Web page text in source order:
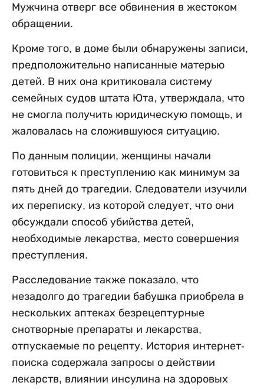
Мужчина отверг все обвинения в жестоком
обращении.
Кроме того, в доме были обнаружены записи,
предположительно написанные матерью
детей. В них она критиковала систему
семейных судов штата Юта, утверждала, что
не смогла получить юридическую помощь, и
жаловалась на сложившуюся ситуацию.
По данным полиции, женщины начали
готовиться к преступлению как минимум за
пять дней до трагедии. Следователи изучили
их переписку, из которой следует, что они
обсуждали способ убийства детей,
необходимые лекарства, место совершения
преступления.
Расследование также показало, что
незадолго до трагедии бабушка приобрела в
нескольких аптеках безрецептурные
снотворные препараты и лекарства,
отпускаемые по рецепту. История интернет-
поиска содержала запросы о действии
лекарств, влиянии инсулина на здоровых